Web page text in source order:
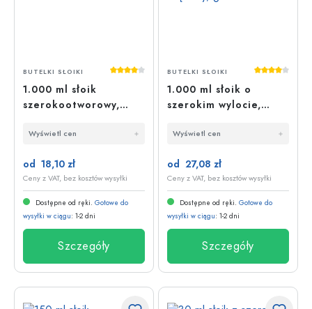
Średnia ocena 4 z 5 gwiazdek
BUTELKI SŁOIKI
1.000 ml słoik
szerokootworowy,
Wyświetl cen
od 18,10 zł
Ceny z VAT, bez kosztów wysyłki
Dostępne od ręki. Gotowe do
wysyłki w ciągu: 1-2 dni
Szczegóły
Średnia
BUTELKI SŁOIKI
1.000 ml słoik o
szerokim wylocie,
68
Wyświetl cen
od 27,08 zł
Ceny z VAT, bez kosztów wysyłki
Dostępne od ręki. Gotowe do
wysyłki w ciągu: 1-2 dni
Szczegóły